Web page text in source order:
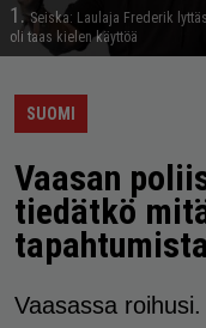
1. Seiska: Laulaja Frederik
oli taas kielen käyttöä
SUOMI
Vaasan
tiedätkö
Vaasassa roihusi.